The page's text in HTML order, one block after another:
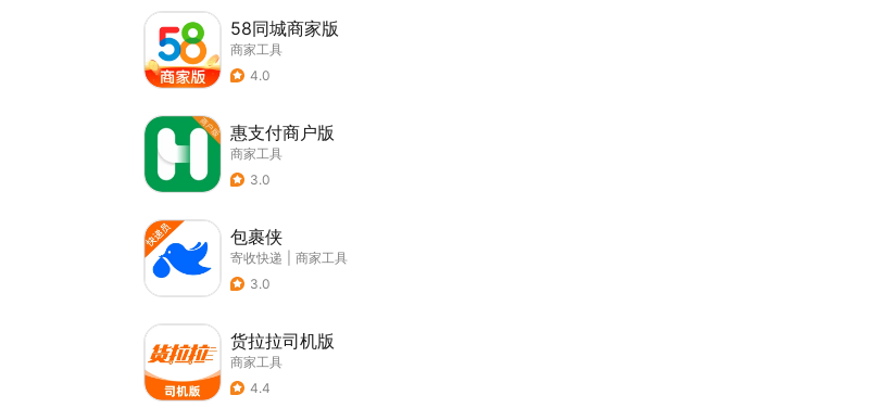
58同城商家版
商家工具
4.0
惠支付商户版
商家工具
3.0
包裹侠
寄收快递
商家工具
3.0
货拉拉司机版
商家工具
4.4